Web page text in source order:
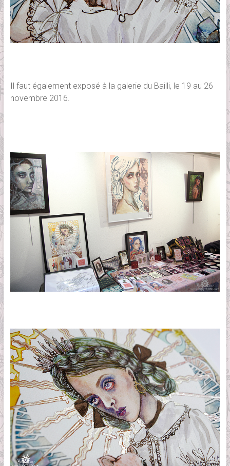
Il faut également exposé à la galerie du Bailli, le 19 au 26
novembre 2016.